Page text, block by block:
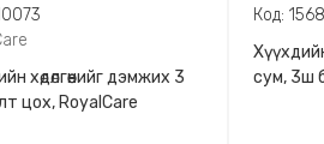
хөдөлгөөнийг дэмжих 3
цох, RoyalCare
Код:
сум, 3ш